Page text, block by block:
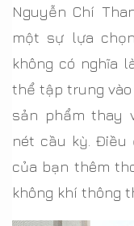
Nguyễn Chí
một sự lựa
không có nghĩa
thể tập trung
sản phẩm thay
nét cầu kỳ. Điều
của bạn thêm
không khí thông